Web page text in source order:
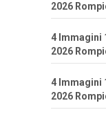
2026
4 Immagini
2026
4 Immagini
2026